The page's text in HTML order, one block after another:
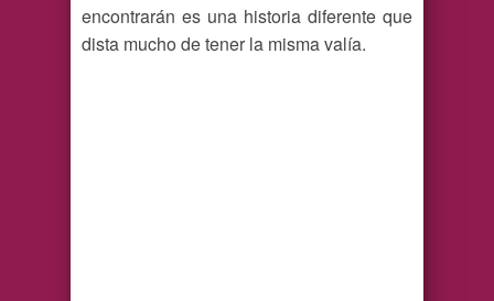
encontrarán es una historia diferente que
dista mucho de tener la misma valía.